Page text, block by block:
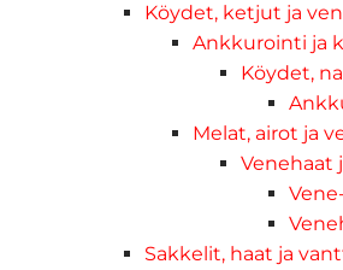
Köydet, ketjut ja
Ankkurointi ja
Köydet,
Melat, airot ja
Venehaat
Sakkelit, haat ja